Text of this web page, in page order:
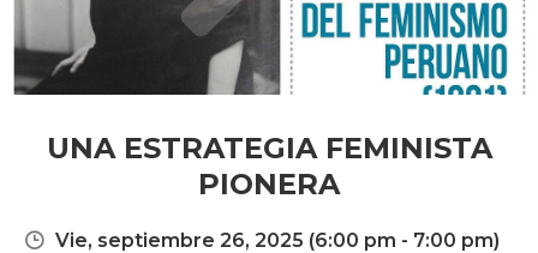
UNA ESTRATEGIA FEMINISTA
PIONERA
Vie, septiembre 26, 2025 (6:00 pm - 7:00 pm)